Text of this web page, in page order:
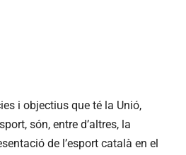
i objectius que té la Unió,
són, entre d’altres, la
de l’esport català en el